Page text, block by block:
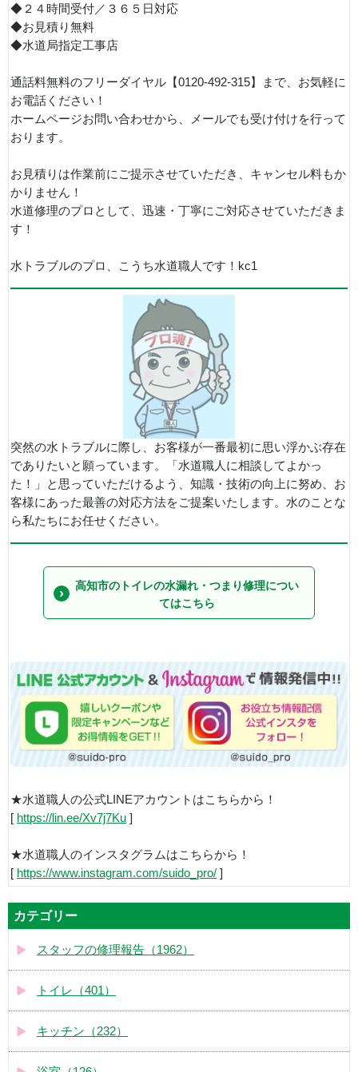
◆２４時間受付／３６５日対応
◆お見積り無料
◆水道局指定工事店
通話料無料のフリーダイヤル【0120-492-315】まで、お気軽に
お電話ください！
ホームページお問い合わせから、メールでも受け付けを行って
おります。
お見積りは作業前にご提示させていただき、キャンセル料もか
かりません！
水道修理のプロとして、迅速・丁寧にご対応させていただきま
す！
水トラブルのプロ、こうち水道職人です！kc1
突然の水トラブルに際し、お客様が一番最初に思い浮かぶ存在
でありたいと願っています。「水道職人に相談してよかっ
た！」と思っていただけるよう、知識・技術の向上に努め、お
客様にあった最善の対応方法をご提案いたします。水のことな
ら私たちにお任せください。
高知市のトイレの水漏れ・つまり修理につい
てはこちら
★水道職人の公式LINEアカウントはこちらから！
[ https://lin.ee/Xv7j7Ku ]
★水道職人のインスタグラムはこちらから！
[ https://www.instagram.com/suido_pro/ ]
カテゴリー
スタッフの修理報告（1962）
トイレ（401）
キッチン（232）